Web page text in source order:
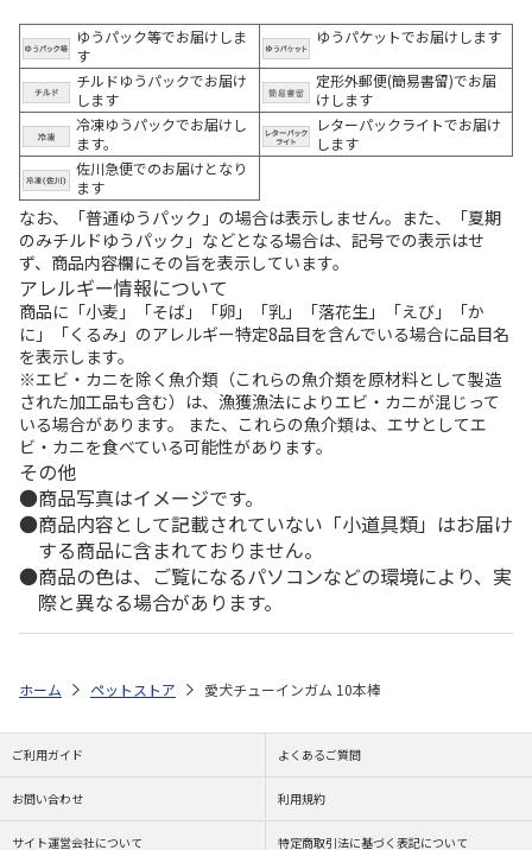
ゆうパック等でお届けしま
す
ゆうパケットでお届けします
チルドゆうパックでお届け
します
定形外郵便(簡易書留)でお届
けします
冷凍ゆうパックでお届けし
ます。
レターパックライトでお届け
します
佐川急便でのお届けとなり
ます
なお、「普通ゆうパック」の場合は表示しません。また、「夏期
のみチルドゆうパック」などとなる場合は、記号での表示はせ
ず、商品内容欄にその旨を表示しています。
アレルギー情報について
商品に「小麦」「そば」「卵」「乳」「落花生」「えび」「か
に」「くるみ」のアレルギー特定8品目を含んでいる場合に品目名
を表示します。
※エビ・カニを除く魚介類（これらの魚介類を原材料として製造
された加工品も含む）は、漁獲漁法によりエビ・カニが混じって
いる場合があります。 また、これらの魚介類は、エサとしてエ
ビ・カニを食べている可能性があります。
その他
商品写真はイメージです。
商品内容として記載されていない「小道具類」はお届け
する商品に含まれておりません。
商品の色は、ご覧になるパソコンなどの環境により、実
際と異なる場合があります。
ホーム ペットストア 愛犬チューインガム 10本棒
ご利用ガイド よくあるご質問
お問い合わせ 利用規約
サイト運営会社について 特定商取引法に基づく表記について